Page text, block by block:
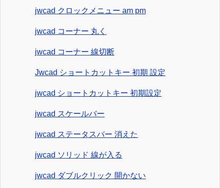
jwcad クロックメニュー am pm
jwcad コーナー 丸く
jwcad コーナー 線切断
Jwcad ショートカットキー 初期 設定
jwcad ショートカットキー 初期設定
jwcad スケールバー
jwcad ステータスバー 消えた
jwcad ソリッド 線が入る
jwcad ダブルクリック 開かない